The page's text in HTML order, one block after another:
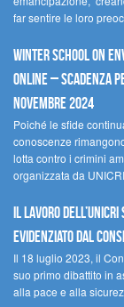
far sentire le loro
Winter School on
Online – Scadenza
novembre 2024
Poiché le sfide
conoscenze
lotta contro i crimini
organizzata da
Il lavoro
evidenziato dal
Il 18 luglio 2023, il
suo primo dibattito in
alla pace e alla